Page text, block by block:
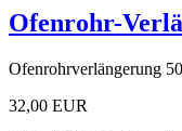
Ofenrohr-
Ofenrohrverlängerung
32,00 EUR